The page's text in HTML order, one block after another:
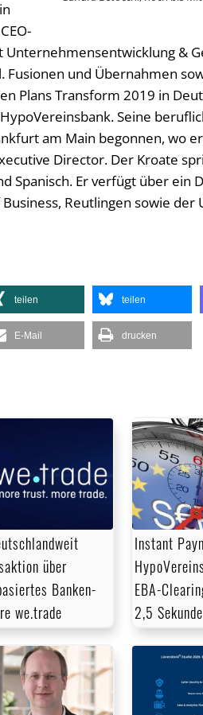
&
und Übernahmen
Plans Transform 2019 in
Seine
am Main begonnen, wo
Director. Der Kroate
Spanisch. Er verfügt über ein
Reutlingen sowie der
teilen teilen
E-Mail drucken
über
Banken-
we.trade
Instant
EBA-
2,5